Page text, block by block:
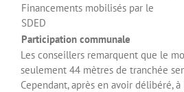
Financements mobilisés par le
SDED
Participation communale
Les conseillers remarquent que le
seulement 44 mètres de tranchée
Cependant, après en avoir délibéré,